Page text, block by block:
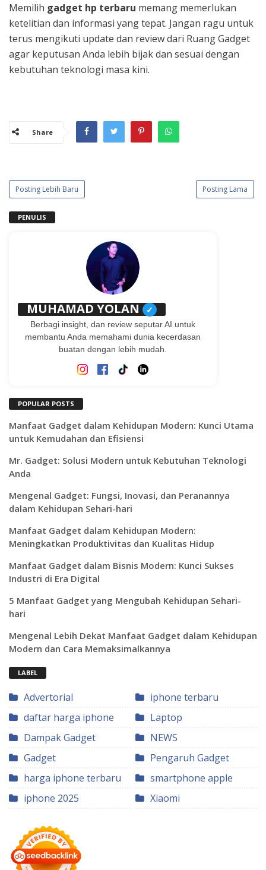
Memilih gadget hp terbaru memang memerlukan
ketelitian dan informasi yang tepat. Jangan ragu untuk
terus mengikuti update dan review dari Ruang Gadget
agar keputusan Anda lebih bijak dan sesuai dengan
kebutuhan teknologi masa kini.
Share
Posting Lebih Baru Posting Lama
PENULIS
MUHAMAD YOLAN ✓
Berbagi insight, dan review seputar AI untuk
membantu Anda memahami dunia kecerdasan
buatan dengan lebih mudah.
POPULAR POSTS
Manfaat Gadget dalam Kehidupan Modern: Kunci Utama
untuk Kemudahan dan Efisiensi
Mr. Gadget: Solusi Modern untuk Kebutuhan Teknologi
Anda
Mengenal Gadget: Fungsi, Inovasi, dan Peranannya
dalam Kehidupan Sehari-hari
Manfaat Gadget dalam Kehidupan Modern:
Meningkatkan Produktivitas dan Kualitas Hidup
Manfaat Gadget dalam Bisnis Modern: Kunci Sukses
Industri di Era Digital
5 Manfaat Gadget yang Mengubah Kehidupan Sehari-
hari
Mengenal Lebih Dekat Manfaat Gadget dalam Kehidupan
Modern dan Cara Memaksimalkannya
LABEL
Advertorial
daftar harga iphone
Dampak Gadget
Gadget
harga iphone terbaru
iphone 2025
iphone terbaru
Laptop
NEWS
Pengaruh Gadget
smartphone apple
Xiaomi